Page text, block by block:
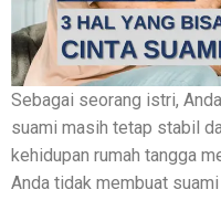
Sebagai seorang istri,
suami masih tetap stabil
kehidupan rumah tangga
Anda tidak membuat